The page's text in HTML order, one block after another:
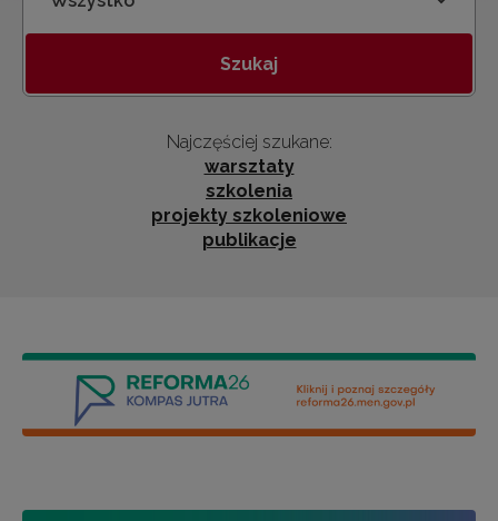
Kategoria
Szukaj
Najczęściej szukane:
warsztaty
szkolenia
projekty szkoleniowe
publikacje